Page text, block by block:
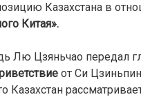
Казахстана в
Китая».
Лю Цзяньчао передал
от Си
Казахстан